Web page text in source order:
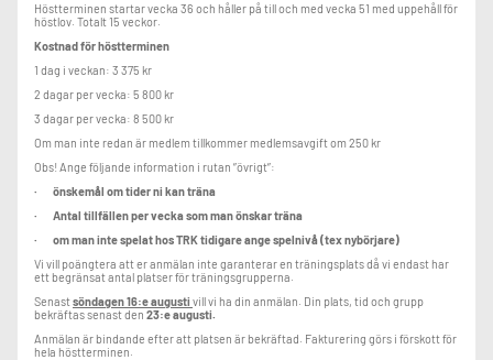
Höstterminen startar vecka 36 och håller på till och med vecka 51 med uppehåll för
höstlov. Totalt 15 veckor.
Kostnad för höstterminen
1 dag i veckan: 3 375 kr
2 dagar per vecka: 5 800 kr
3 dagar per vecka: 8 500 kr
Om man inte redan är medlem tillkommer medlemsavgift om 250 kr
Obs! Ange följande information i rutan ”övrigt”:
· önskemål om tider ni kan träna
· Antal tillfällen per vecka som man önskar träna
· om man inte spelat hos TRK tidigare ange spelnivå (tex nybörjare)
Vi vill poängtera att er anmälan inte garanterar en träningsplats då vi endast har
ett begränsat antal platser för träningsgrupperna.
Senastsöndagen 16:e augusti vill vi ha din anmälan. Din plats, tid och grupp
bekräftas senast den 23:e augusti.
Anmälan är bindande efter att platsen är bekräftad. Fakturering görs i förskott för
hela höstterminen.